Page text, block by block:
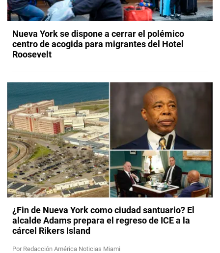
Nueva York se dispone a cerrar el polémico
centro de acogida para migrantes del Hotel
Roosevelt
¿Fin de Nueva York como ciudad santuario? El
alcalde Adams prepara el regreso de ICE a la
cárcel Rikers Island
Por Redacción América Noticias Miami